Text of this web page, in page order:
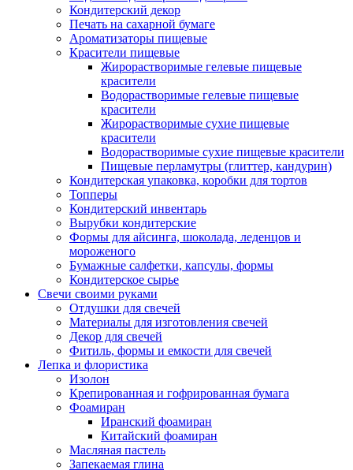
Кондитерский декор
Печать на сахарной бумаге
Ароматизаторы пищевые
Красители пищевые
Жирорастворимые гелевые пищевые
красители
Водорастворимые гелевые пищевые
красители
Жирорастворимые сухие пищевые
красители
Водорастворимые сухие пищевые красители
Пищевые перламутры (глиттер, кандурин)
Кондитерская упаковка, коробки для тортов
Топперы
Кондитерский инвентарь
Вырубки кондитерские
Формы для айсинга, шоколада, леденцов и
мороженого
Бумажные салфетки, капсулы, формы
Кондитерское сырье
Свечи своими руками
Отдушки для свечей
Материалы для изготовления свечей
Декор для свечей
Фитиль, формы и емкости для свечей
Лепка и флористика
Изолон
Крепированная и гофрированная бумага
Фоамиран
Иранский фоамиран
Китайский фоамиран
Масляная пастель
Запекаемая глина